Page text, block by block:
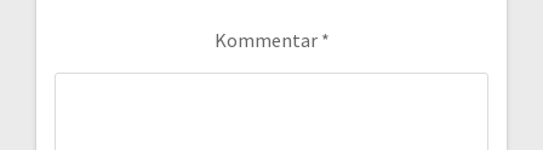
Kommentar *